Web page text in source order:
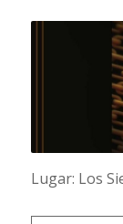
Lugar: Los